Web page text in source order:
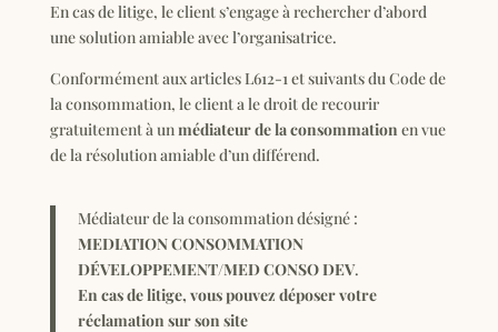
En cas de litige, le client s’engage à rechercher d’abord
une solution amiable avec l’organisatrice.
Conformément aux articles L612-1 et suivants du Code de
la consommation, le client a le droit de recourir
gratuitement à unmédiateur de la consommation en vue
de la résolution amiable d’un différend.
Médiateur de la consommation désigné :
MEDIATION CONSOMMATION
DÉVELOPPEMENT/MED CONSO DEV.
En cas de litige, vous pouvez déposer votre
réclamation sur son site